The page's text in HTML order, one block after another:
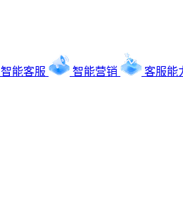
智能客服 智能营销 客服能